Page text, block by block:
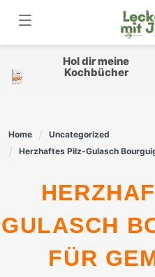
content
Hol dir meine
Kochbücher
Home
Uncategorized
Herzhaftes Pilz-Gulasch
HERZHAFTES PILZ-
GULASCH
FÜR